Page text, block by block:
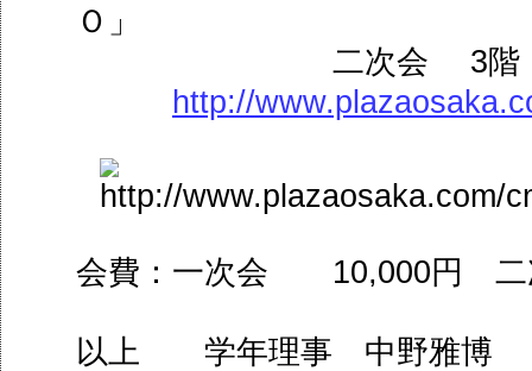
Ｏ」
二次会
3階
http://
会費：一次会 10,000円
以上 学年理事 中野雅博